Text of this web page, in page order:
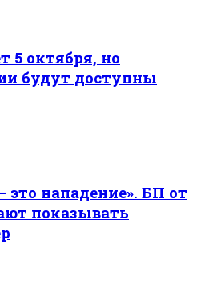
5 октября, но
будут доступны
нападение». БП от
показывать